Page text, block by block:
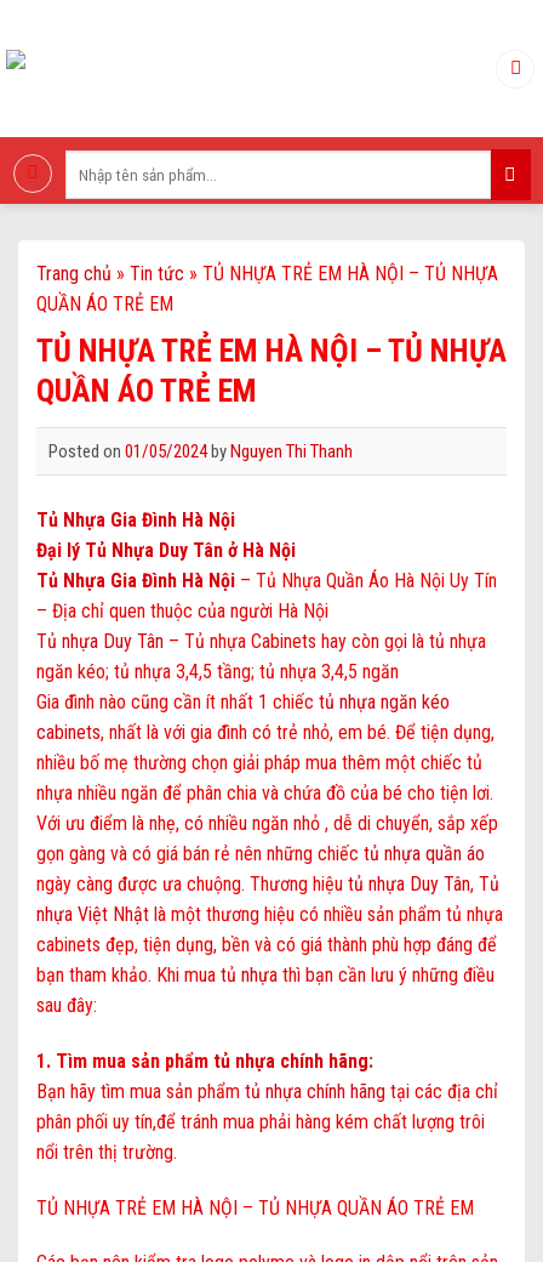
to
content
Tìm
kiếm:
Trang chủ » Tin tức » TỦ NHỰA TRẺ EM HÀ NỘI – TỦ NHỰA
QUẦN ÁO TRẺ EM
TỦ NHỰA TRẺ EM HÀ NỘI – TỦ NHỰA
QUẦN ÁO TRẺ EM
Posted on 01/05/2024byNguyen Thi Thanh
Tủ Nhựa Gia Đình Hà Nội
Đại lý Tủ Nhựa Duy Tân ở Hà Nội
Tủ Nhựa Gia Đình Hà Nội – Tủ Nhựa Quần Áo Hà Nội Uy Tín
– Địa chỉ quen thuộc của người Hà Nội
Tủ nhựa Duy Tân – Tủ nhựa Cabinets hay còn gọi là tủ nhựa
ngăn kéo; tủ nhựa 3,4,5 tầng; tủ nhựa 3,4,5 ngăn
Gia đình nào cũng cần ít nhất 1 chiếc tủ nhựa ngăn kéo
cabinets, nhất là với gia đình có trẻ nhỏ, em bé. Để tiện dụng,
nhiều bố mẹ thường chọn giải pháp mua thêm một chiếc tủ
nhựa nhiều ngăn để phân chia và chứa đồ của bé cho tiện lơi.
Với ưu điểm là nhẹ, có nhiều ngăn nhỏ , dễ di chuyển, sắp xếp
gọn gàng và có giá bán rẻ nên những chiếc tủ nhựa quần áo
ngày càng được ưa chuộng. Thương hiệu tủ nhựa Duy Tân, Tủ
nhựa Việt Nhật là một thương hiệu có nhiều sản phẩm tủ nhựa
cabinets đẹp, tiện dụng, bền và có giá thành phù hợp đáng để
bạn tham khảo. Khi mua tủ nhựa thì bạn cần lưu ý những điều
sau đây:
1. Tìm mua sản phẩm tủ nhựa chính hãng:
Bạn hãy tìm mua sản phẩm tủ nhựa chính hãng tại các địa chỉ
phân phối uy tín,để tránh mua phải hàng kém chất lượng trôi
nổi trên thị trường.
TỦ NHỰA TRẺ EM HÀ NỘI – TỦ NHỰA QUẦN ÁO TRẺ EM